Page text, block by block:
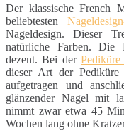
Der klassische French
beliebtesten
Nageldesign. Dieser
natürliche Farben. Die
dezent. Bei der
dieser Art der
aufgetragen und
glänzender Nagel mit
nimmt zwar etwa 45
Wochen lang ohne